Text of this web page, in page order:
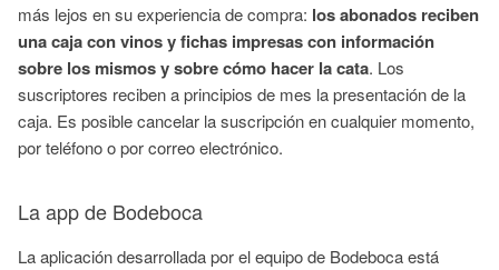
más lejos en su experiencia de compra: los abonados reciben
una caja con vinos y fichas impresas con información
sobre los mismos y sobre cómo hacer la cata. Los
suscriptores reciben a principios de mes la presentación de la
caja. Es posible cancelar la suscripción en cualquier momento,
por teléfono o por correo electrónico.
La app de Bodeboca
La aplicación desarrollada por el equipo de Bodeboca está